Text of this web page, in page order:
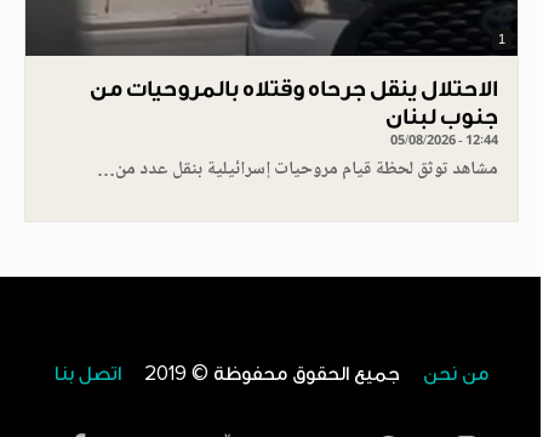
1
الاحتلال ينقل جرحاه وقتلاه بالمروحيات من
جنوب لبنان
05/08/2026 - 12:44
مشاهد توثق لحظة قيام مروحيات إسرائيلية بنقل عدد من…
من نحن جميع الحقوق محفوظة © 2019 اتصل بنا